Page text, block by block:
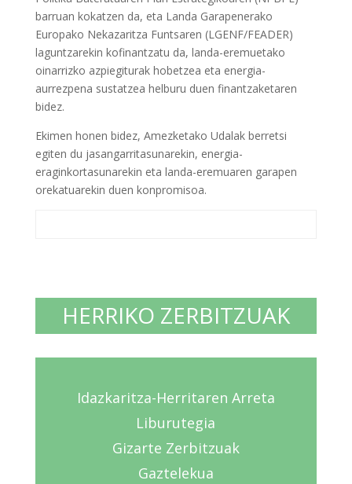
barruan kokatzen da, eta Landa Garapenerako
Europako Nekazaritza Funtsaren (LGENF/FEADER)
laguntzarekin kofinantzatu da, landa-eremuetako
oinarrizko azpiegiturak hobetzea eta energia-
aurrezpena sustatzea helburu duen finantzaketaren
bidez.
Ekimen honen bidez, Amezketako Udalak berretsi
egiten du jasangarritasunarekin, energia-
eraginkortasunarekin eta landa-eremuaren garapen
orekatuarekin duen konpromisoa.
HERRIKO ZERBITZUAK
Idazkaritza-Herritaren Arreta
Liburutegia
Gizarte Zerbitzuak
Gaztelekua